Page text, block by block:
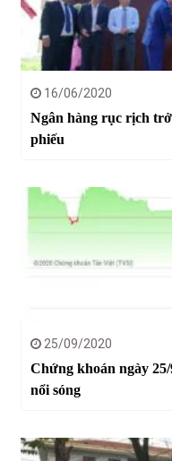
16/06/2020
Ngân hàng rục rịch
phiếu
25/09/2020
Chứng khoán ngày
nổi sóng